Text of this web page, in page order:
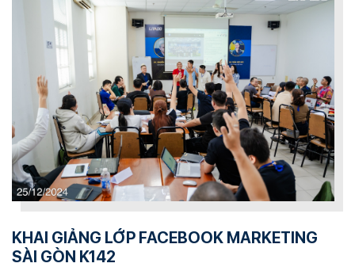
KHAI GIẢNG LỚP FACEBOOK MARKETING
SÀI GÒN K142